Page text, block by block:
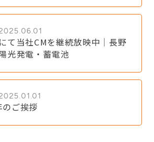
て当社CMを継続放映中｜長野
光発電・蓄電池
ご挨拶